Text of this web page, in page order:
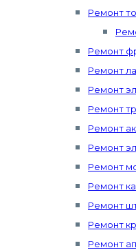
Ремонт
Ремонт
Ремонт
Ремонт
Ремонт
Ремонт
Ремонт
Ремонт
Ремонт
Ремонт
Ремонт
Ремонт